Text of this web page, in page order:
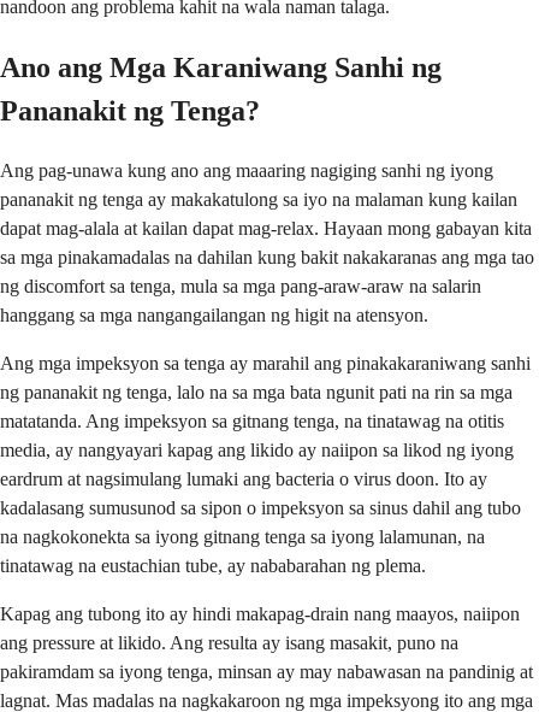
nandoon ang problema kahit na wala naman talaga.
Ano ang Mga Karaniwang Sanhi ng
Pananakit ng Tenga?
Ang pag-unawa kung ano ang maaaring nagiging sanhi ng iyong
pananakit ng tenga ay makakatulong sa iyo na malaman kung kailan
dapat mag-alala at kailan dapat mag-relax. Hayaan mong gabayan kita
sa mga pinakamadalas na dahilan kung bakit nakakaranas ang mga tao
ng discomfort sa tenga, mula sa mga pang-araw-araw na salarin
hanggang sa mga nangangailangan ng higit na atensyon.
Ang mga impeksyon sa tenga ay marahil ang pinakakaraniwang sanhi
ng pananakit ng tenga, lalo na sa mga bata ngunit pati na rin sa mga
matatanda. Ang impeksyon sa gitnang tenga, na tinatawag na otitis
media, ay nangyayari kapag ang likido ay naiipon sa likod ng iyong
eardrum at nagsimulang lumaki ang bacteria o virus doon. Ito ay
kadalasang sumusunod sa sipon o impeksyon sa sinus dahil ang tubo
na nagkokonekta sa iyong gitnang tenga sa iyong lalamunan, na
tinatawag na eustachian tube, ay nababarahan ng plema.
Kapag ang tubong ito ay hindi makapag-drain nang maayos, naiipon
ang pressure at likido. Ang resulta ay isang masakit, puno na
pakiramdam sa iyong tenga, minsan ay may nabawasan na pandinig at
lagnat. Mas madalas na nagkakaroon ng mga impeksyong ito ang mga